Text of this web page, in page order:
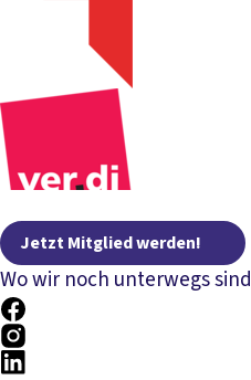
Jetzt Mitglied werden!
Wo wir noch unterwegs sind